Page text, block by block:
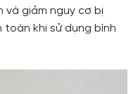
và giảm nguy cơ bị
khi sử dụng bình